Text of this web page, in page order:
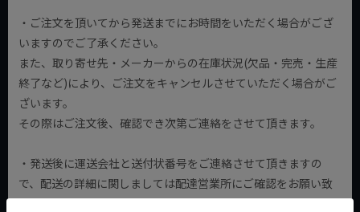
・ご注文を頂いてから発送までにお時間をいただく場合がござ
いますのでご了承ください。
また、取り寄せ先・メーカーからの在庫状況(欠品・完売・生産
終了など)により、ご注文をキャンセルさせていただく場合がご
ざいます。
その際はご注文後、確認でき次第ご連絡をさせて頂きます。
・発送後に運送会社と送付状番号をご連絡させて頂きますの
で、配送の詳細に関しましては配達営業所にご確認をお願い致
します。